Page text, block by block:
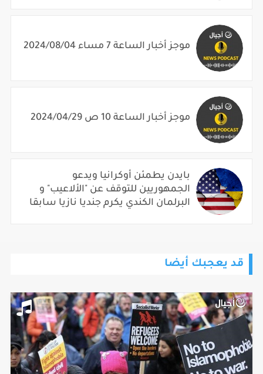
موجز أخبار الساعة 7 مساء 2024/08/04
موجز أخبار الساعة 10 ص 2024/04/29
بايدن يطمئن أوكرانيا ويدعو
الجمهوريين للتوقف عن "الألاعيب" و
البرلمان الكندي يكرم جنديا نازيا سابقا
قد يعجبك أيضا